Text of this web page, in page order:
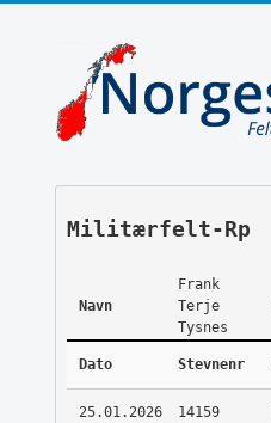
Militærfelt-Rp
Navn
Frank
Terje
Tysnes
Dato Stevnenr
25.01.2026 14159